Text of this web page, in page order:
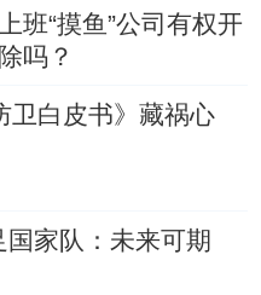
上班“摸鱼”公司有权开
除吗？
卫白皮书》藏祸心
国家队：未来可期